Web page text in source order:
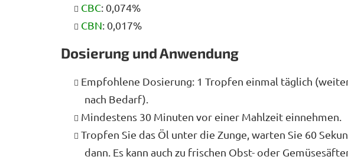
CBC: 0,074%
CBN: 0,017%
Dosierung und Anwendung
Empfohlene Dosierung: 1 Tropfen einmal täglich
nach Bedarf).
Mindestens 30 Minuten vor einer Mahlzeit einnehmen.
Tropfen Sie das Öl unter die Zunge, warten Sie 60
dann. Es kann auch zu frischen Obst- oder